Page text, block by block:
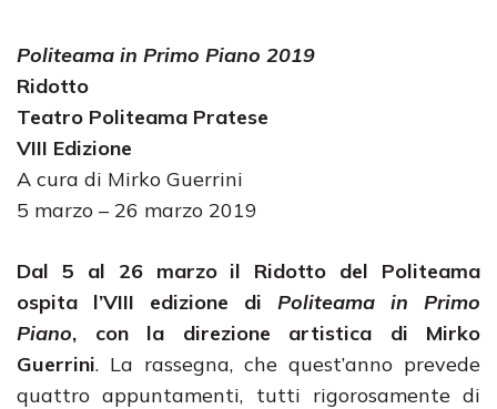
Politeama in Primo Piano 2019
Ridotto
Teatro Politeama Pratese
VIII Edizione
A cura di Mirko Guerrini
5 marzo – 26 marzo 2019
Dal 5 al 26 marzo il Ridotto del Politeama
ospita l’VIII edizione di Politeama in Primo
Piano, con la direzione artistica di Mirko
Guerrini. La rassegna, che quest’anno prevede
quattro appuntamenti, tutti rigorosamente di